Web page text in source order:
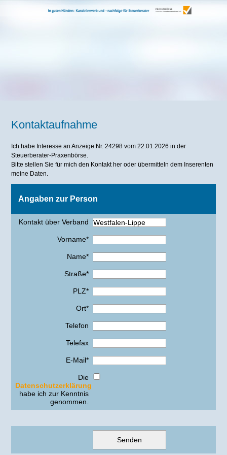
Kontaktaufnahme
Ich habe Interesse an Anzeige Nr. 24298 vom 22.01.2026 in der
Steuerberater-Praxenbörse.
Bitte stellen Sie für mich den Kontakt her oder übermitteln dem Inserenten
meine Daten.
Angaben zur Person
Kontakt über Verband
Vorname*
Name*
Straße*
PLZ*
Ort*
Telefon
Telefax
E-Mail*
Die
Datenschutzerklärung
habe ich zur Kenntnis
genommen.